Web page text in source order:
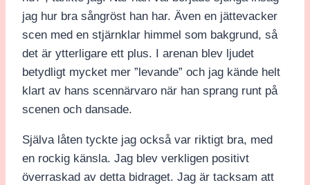
jag hur bra sångröst han har. Även en jättevacker
scen med en stjärnklar himmel som bakgrund, så
det är ytterligare ett plus. I arenan blev ljudet
betydligt mycket mer ”levande” och jag kände helt
klart av hans scennärvaro när han sprang runt på
scenen och dansade.
Själva låten tyckte jag också var riktigt bra, med
en rockig känsla. Jag blev verkligen positivt
överraskad av detta bidraget. Jag är tacksam att